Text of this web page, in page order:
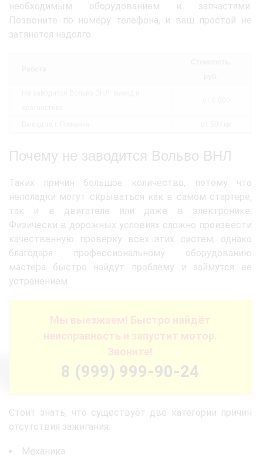
необходимым оборудованием и запчастями.
Позвоните по номеру телефона, и ваш простой не
затянется надолго.
Почему не заводится Вольво ВНЛ
Таких причин большое количество, потому что
неполадки могут скрываться как в самом стартере,
так и в двигателе или даже в электронике.
Физически в дорожных условиях сложно произвести
качественную проверку всех этих систем, однако
благодаря профессиональному оборудованию
мастера быстро найдут проблему и займутся ее
устранением.
Мы выезжаем! Быстро найдёт
неисправность и запустит мотор.
Звоните!
8 (999) 999-90-24
Стоит знать, что существует две категории причин
отсутствия зажигания:
Механика